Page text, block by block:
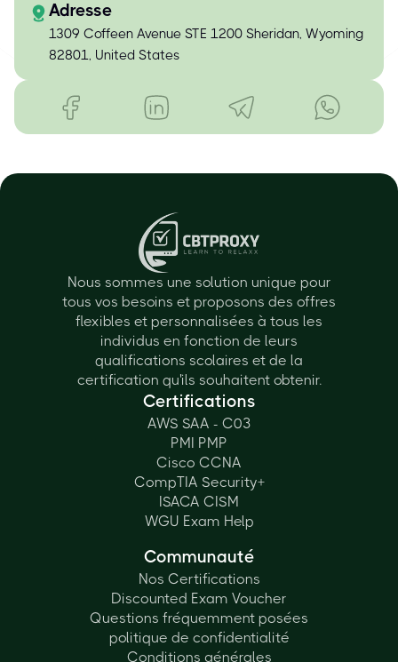
Adresse
1309 Coffeen Avenue STE 1200 Sheridan, Wyoming
82801, United States
Nous sommes une solution unique pour
tous vos besoins et proposons des offres
flexibles et personnalisées à tous les
individus en fonction de leurs
qualifications scolaires et de la
certification qu'ils souhaitent obtenir.
Certifications
AWS SAA - C03
PMI PMP
Cisco CCNA
CompTIA Security+
ISACA CISM
WGU Exam Help
Communauté
Nos Certifications
Discounted Exam Voucher
Questions fréquemment posées
politique de confidentialité
Conditions générales